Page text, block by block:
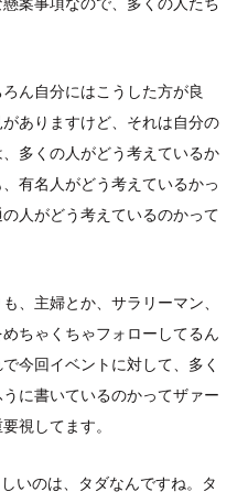
ん自分にはこうした方が良
ありますけど、それは自分の
多くの人がどう考えているか
有名人がどう考えているかっ
人がどう考えているのかって
、主婦とか、サラリーマン、
ちゃくちゃフォローしてるん
今回イベントに対して、多く
に書いているのかってザァー
視してます。
いのは、タダなんですね。タ